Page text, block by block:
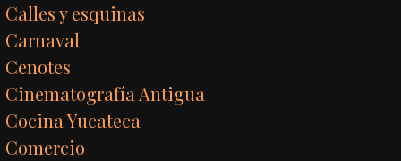
Calles y esquinas
Carnaval
Cenotes
Cinematografía Antigua
Cocina Yucateca
Comercio